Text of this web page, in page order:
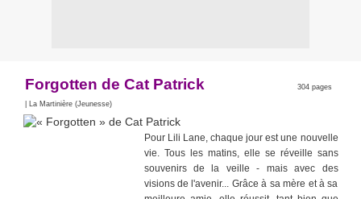
Forgotten de Cat Patrick 304 pages
| La Martinière (Jeunesse)
Pour Lili Lane, chaque jour est une nouvelle
vie. Tous les matins, elle se réveille sans
souvenirs de la veille - mais avec des
visions de l'avenir... Grâce à sa mère et à sa